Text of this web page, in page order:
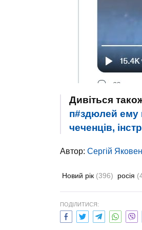
Дивіться
п#здюлей ему
чеченців,
Автор: Сергій
Новий рік (396) росія
ПОДІЛИТИСЯ: